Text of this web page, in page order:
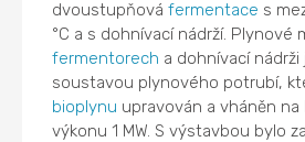
dvoustupňováfermentace s
°C a s dohnívací nádrží. Plynové
fermentorech a dohnívací
soustavou plynového potrubí,
bioplynu upravován a vháněn
výkonu 1 MW. S výstavbou bylo